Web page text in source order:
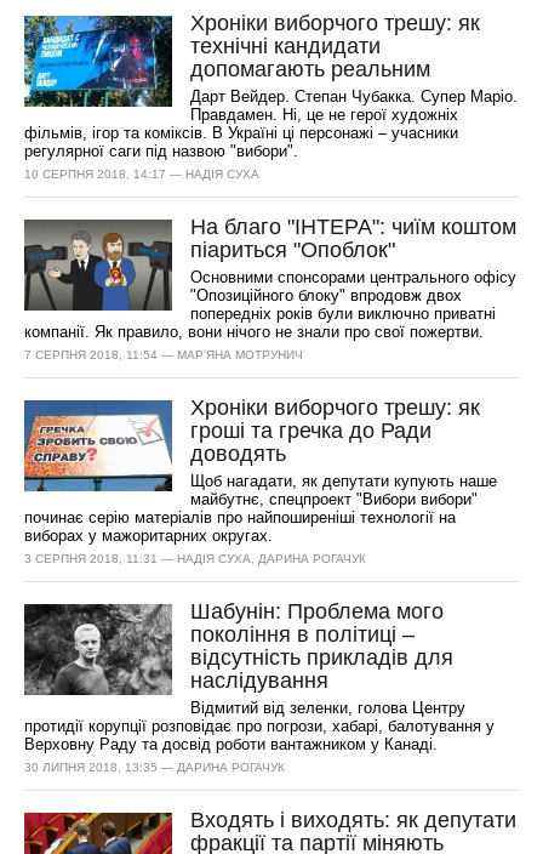
Хроніки виборчого трешу: як
технічні кандидати
допомагають реальним
Дарт Вейдер. Степан Чубакка. Супер Маріо.
Правдамен. Ні, це не герої художніх
фільмів, ігор та коміксів. В Україні ці персонажі – учасники
регулярної саги під назвою "вибори".
10 СЕРПНЯ 2018, 14:17 — НАДІЯ СУХА
На благо "ІНТЕРА": чиїм коштом
піариться "Опоблок"
Основними спонсорами центрального офісу
"Опозиційного блоку" впродовж двох
попередніх років були виключно приватні
компанії. Як правило, вони нічого не знали про свої пожертви.
7 СЕРПНЯ 2018, 11:54 — МАР'ЯНА МОТРУНИЧ
Хроніки виборчого трешу: як
гроші та гречка до Ради
доводять
Щоб нагадати, як депутати купують наше
майбутнє, спецпроект "Вибори вибори"
починає серію матеріалів про найпоширеніші технології на
виборах у мажоритарних округах.
3 СЕРПНЯ 2018, 11:31 — НАДІЯ СУХА, ДАРИНА РОГАЧУК
Шабунін: Проблема мого
покоління в політиці –
відсутність прикладів для
наслідування
Відмитий від зеленки, голова Центру
протидії корупції розповідає про погрози, хабарі, балотування у
Верховну Раду та досвід роботи вантажником у Канаді.
30 ЛИПНЯ 2018, 13:35 — ДАРИНА РОГАЧУК
Входять і виходять: як депутати
фракції та партії міняють